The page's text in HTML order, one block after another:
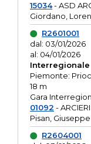
15034- ASD
Giordano,
R2601001
dal: 03/01/2026
al: 04/01/2026
Interregionale
Piemonte:
18 m
Gara
01092 -
Pisan, Giuseppe
R2604001